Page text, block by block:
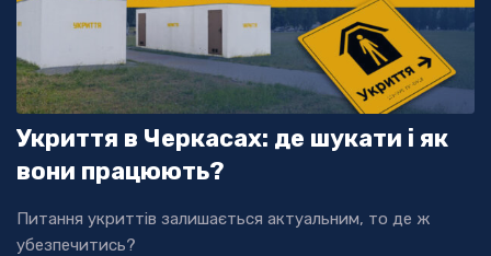
Укриття в Черкасах: де шукати і як
вони працюють?
Питання укриттів залишається актуальним, то де ж
убезпечитись?